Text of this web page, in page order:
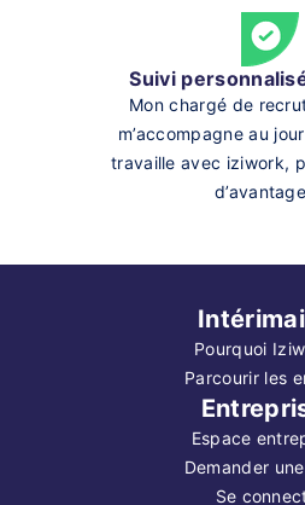
Suivi
Mon chargé de
m’accompagne au
travaille avec iziwork,
Pourquoi
Parcourir les
Espace
Demander
Se